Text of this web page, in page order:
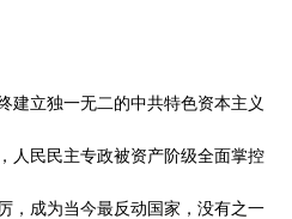
建立独一无二的中共特色资本主义
人民民主专政被资产阶级全面掌控
，成为当今最反动国家，没有之一